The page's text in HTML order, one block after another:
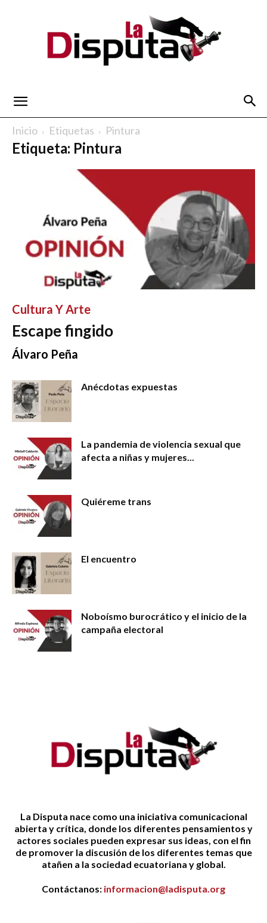
Inicio Etiquetas Pintura
Etiqueta: Pintura
Cultura Y Arte
Escape fingido
Álvaro Peña
Anécdotas expuestas
La pandemia de violencia sexual que
afecta a niñas y mujeres...
Quiéreme trans
El encuentro
Noboísmo burocrático y el inicio de la
campaña electoral
La Disputa nace como una iniciativa comunicacional
abierta y crítica, donde los diferentes pensamientos y
actores sociales pueden expresar sus ideas, con el fin
de promover la discusión de los diferentes temas que
atañen a la sociedad ecuatoriana y global.
Contáctanos: informacion@ladisputa.org